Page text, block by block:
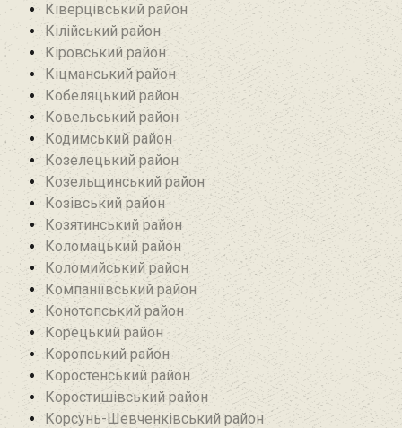
Ківерцівський район‎
Кілійський район
Кіровський район
Кіцманський район
Кобеляцький район‎
Ковельський район
Кодимський район
Козелецький район
Козельщинський район
Козівський район
Козятинський район
Коломацький район
Коломийський район
Компаніївський район
Конотопський район
Корецький район
Коропський район
Коростенський район
Коростишівський район‎
Корсунь-Шевченківський район